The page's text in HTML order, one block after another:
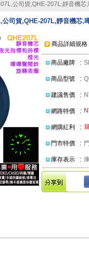
公司貨,QHE-207L,靜音機芯
司貨,QHE-207L,靜音機芯,
商品詳細規格
商品廠牌 :
商品型號 :
建議售價 :
網路特價 :
網購紅利 :
門市特價 :
庫存表示 :